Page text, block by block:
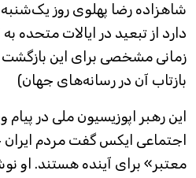
دارد از تبعید در ایالات متحده به
زمانی مشخصی برای این بازگشت
بازتاب آن در رسانه‌های جهان)
این رهبر اپوزیسیون ملی در
اجتماعی ایکس گفت مردم
معتبر» برای آینده هستند. او